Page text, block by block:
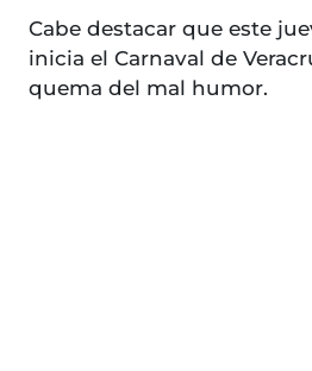
Cabe destacar que este
inicia el Carnaval de
quema del mal humor.